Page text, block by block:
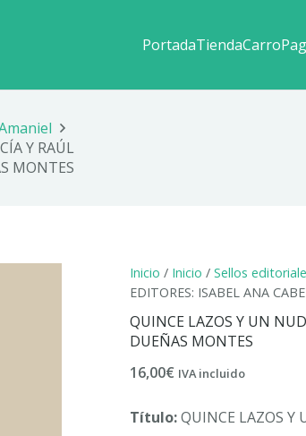
PortadaTiendaCarro
Y RAÚL
MONTES
Inicio / Inicio / Sellos
EDITORES: ISABEL ANA
QUINCE LAZOS Y UN
DUEÑAS MONTES
16,00€ IVA incluido
Título:QUINCE LAZOS Y